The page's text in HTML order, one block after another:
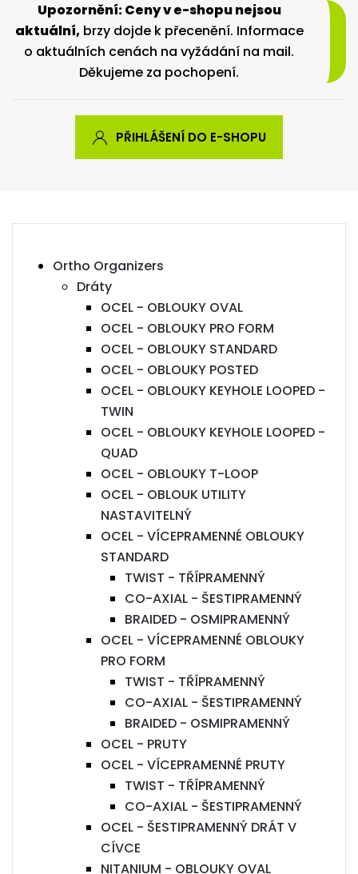
Upozornění: Ceny v e-shopu nejsou
aktuální,brzy dojde k přecenění. Informace
o aktuálních cenách na vyžádání na mail.
Děkujeme za pochopení.
PŘIHLÁŠENÍ DO E-SHOPU
Ortho Organizers
Dráty
OCEL - OBLOUKY OVAL
OCEL - OBLOUKY PRO FORM
OCEL - OBLOUKY STANDARD
OCEL - OBLOUKY POSTED
OCEL - OBLOUKY KEYHOLE LOOPED -
TWIN
OCEL - OBLOUKY KEYHOLE LOOPED -
QUAD
OCEL - OBLOUKY T-LOOP
OCEL - OBLOUK UTILITY
NASTAVITELNÝ
OCEL - VÍCEPRAMENNÉ OBLOUKY
STANDARD
TWIST - TŘÍPRAMENNÝ
CO-AXIAL - ŠESTIPRAMENNÝ
BRAIDED - OSMIPRAMENNÝ
OCEL - VÍCEPRAMENNÉ OBLOUKY
PRO FORM
TWIST - TŘÍPRAMENNÝ
CO-AXIAL - ŠESTIPRAMENNÝ
BRAIDED - OSMIPRAMENNÝ
OCEL - PRUTY
OCEL - VÍCEPRAMENNÉ PRUTY
TWIST - TŘÍPRAMENNÝ
CO-AXIAL - ŠESTIPRAMENNÝ
OCEL - ŠESTIPRAMENNÝ DRÁT V
CÍVCE
NITANIUM - OBLOUKY OVAL